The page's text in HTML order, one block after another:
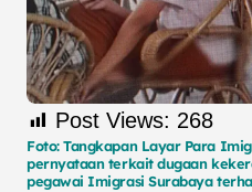
Post Views: 268
Foto: Tangkapan Layar Para
pernyataan terkait dugaan
pegawai Imigrasi Surabaya